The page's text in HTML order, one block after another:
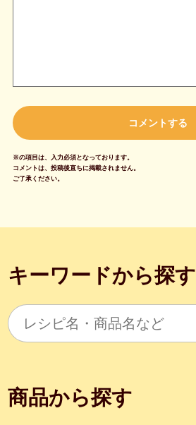
※の項目は、入力必須となっております。
コメントは、投稿後直ちに掲載されません。
ご了承ください。
キーワードから探す
商品から探す